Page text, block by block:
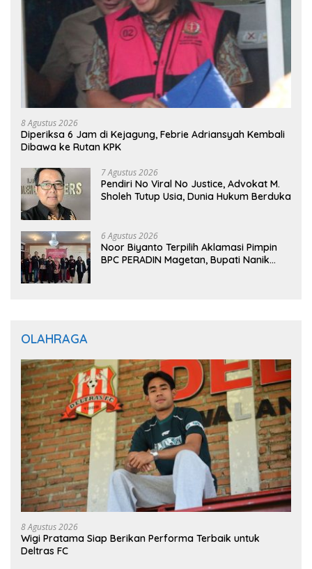
8 Agustus 2026
Diperiksa 6 Jam di Kejagung, Febrie Adriansyah Kembali
Dibawa ke Rutan KPK
7 Agustus 2026
Pendiri No Viral No Justice, Advokat M.
Sholeh Tutup Usia, Dunia Hukum Berduka
6 Agustus 2026
Noor Biyanto Terpilih Aklamasi Pimpin
BPC PERADIN Magetan, Bupati Nanik
OLAHRAGA
8 Agustus 2026
Wigi Pratama Siap Berikan Performa Terbaik untuk
Deltras FC